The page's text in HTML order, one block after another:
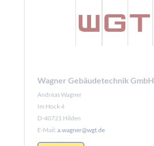
Wagner Gebäudetechnik GmbH
Andreas Wagner
Im Hock 4
D-40721 Hilden
E-Mail: a.wagner@wgt.de